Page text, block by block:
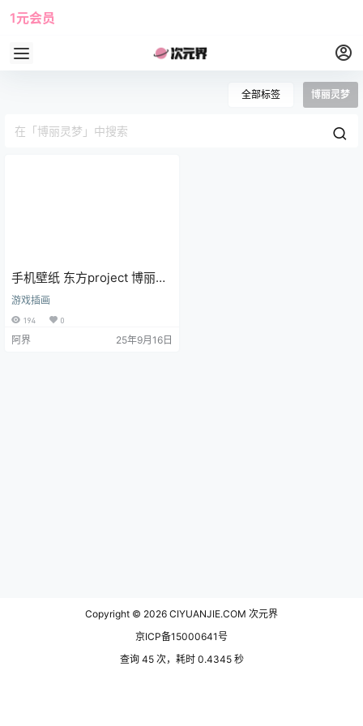
1元会员
全部标签 博丽灵梦
手机壁纸 东方project 博丽灵
梦@秋橘
游戏插画
194 0
阿界 25年9月16日
Copyright © 2026 CIYUANJIE.COM 次元界
京ICP备15000641号
查询 45 次，耗时 0.4345 秒